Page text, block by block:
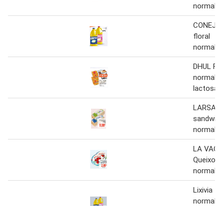
normal/
floral
normal/
DHUL
normal/
lactosa
LARSA
normal/
LA
Queixo
normal/
Lixivia
normal/